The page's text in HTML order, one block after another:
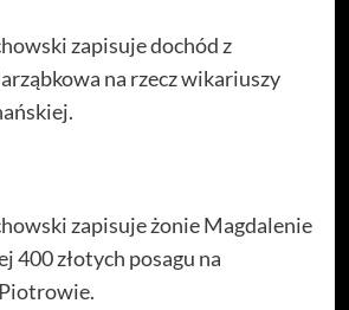
zapisuje dochód z
na rzecz wikariuszy
zapisuje żonie Magdalenie
400 złotych posagu na